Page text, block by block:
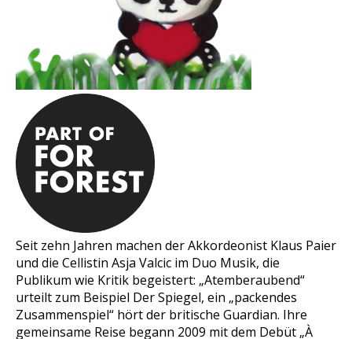
Seit zehn Jahren machen der Akkordeonist Klaus Paier
und die Cellistin Asja Valcic im Duo Musik, die
Publikum wie Kritik begeistert: „Atemberaubend“
urteilt zum Beispiel Der Spiegel, ein „packendes
Zusammenspiel“ hört der britische Guardian. Ihre
gemeinsame Reise begann 2009 mit dem Debüt „À